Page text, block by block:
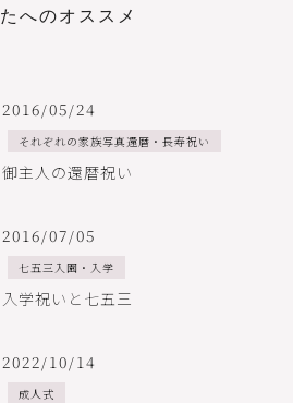
た へのオ ス ス メ
2016/05/24
それぞれの家族写真還暦・長寿祝い
御主人の還暦祝い
2016/07/05
七五三入園・入学
入学祝いと七五三
2022/10/14
成人式